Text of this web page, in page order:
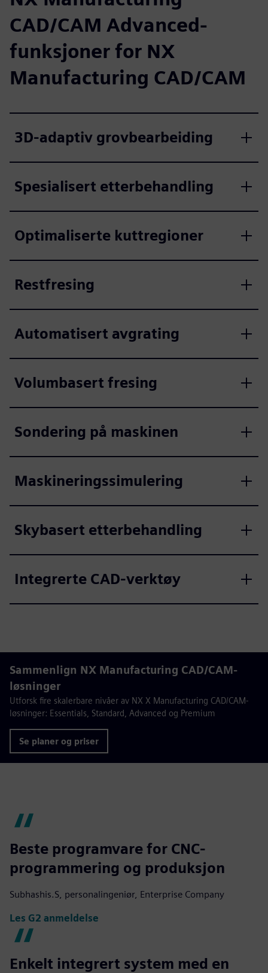
CAD/CAM Advanced-
funksjoner for NX
Manufacturing CAD/CAM
3D-adaptiv grovbearbeiding
Spesialisert etterbehandling
Optimaliserte kuttregioner
Restfresing
Automatisert avgrating
Volumbasert fresing
Sondering på maskinen
Maskineringssimulering
Skybasert etterbehandling
Integrerte CAD-verktøy
Sammenlign NX Manufacturing CAD/CAM-
løsninger
Utforsk fire skalerbare nivåer av NX X Manufacturing CAD/CAM-
løsninger: Essentials, Standard, Advanced og Premium
Se planer og priser
Beste programvare for CNC-
programmering og produksjon
Subhashis.S, personalingeniør, Enterprise Company
Les G2 anmeldelse
Enkelt integrert system med en